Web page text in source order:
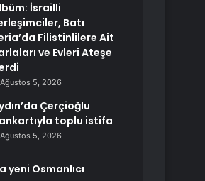
İsrailli
Batı
Filistinlilere Ait
ve Evleri Ateşe
Ağustos 5, 2026
Çerçioğlu
toplu istifa
Ağustos 5, 2026
yeni Osmanlıcı